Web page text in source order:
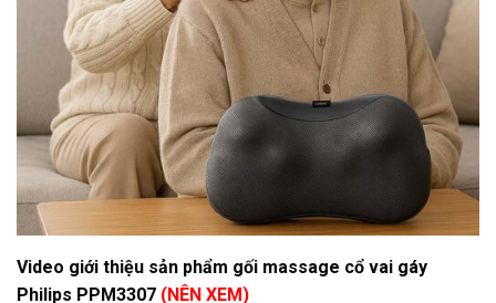
Video giới thiệu sản phẩm gối massage cổ vai gáy
Philips PPM3307 (NÊN XEM)